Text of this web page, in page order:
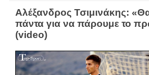
Αλέξανδρος Τσιμινάκης:
πάντα για να πάρουμε το
(video)